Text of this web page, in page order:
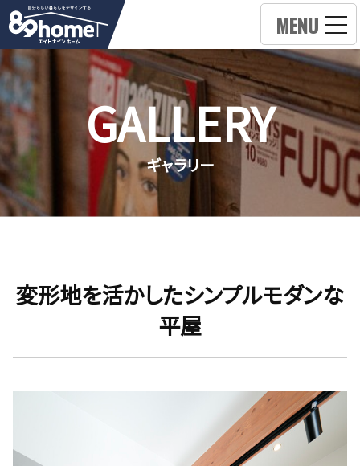
MENU
GALLERY
ギャラリー
変形地を活かしたシンプルモダンな
平屋